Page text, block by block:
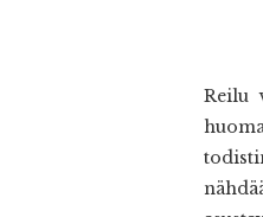
Reilu